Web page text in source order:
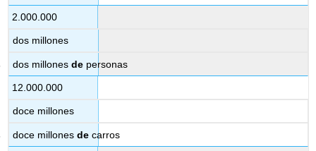
2.000.000
dos millones
dos millonesde personas
12.000.000
doce millones
doce millones de carros